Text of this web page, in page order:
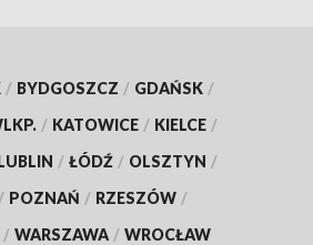
/ BYDGOSZCZ / GDAŃSK /
/ KATOWICE / KIELCE /
/ ŁÓDŹ / OLSZTYN /
/ POZNAŃ / RZESZÓW /
/ WARSZAWA / WROCŁAW